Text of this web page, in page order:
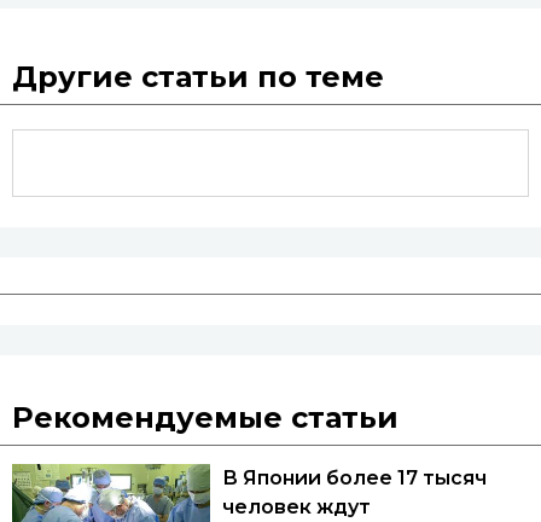
Другие статьи по теме
Рекомендуемые статьи
В Японии более 17 тысяч
человек ждут